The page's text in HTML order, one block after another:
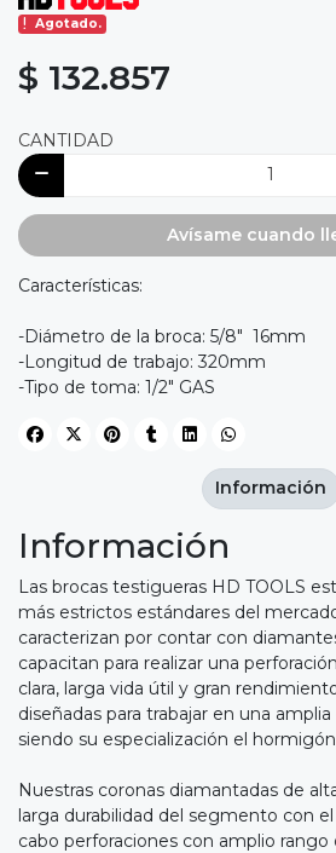
Agotado.
$ 132.857
CANTIDAD
Avísame cuando
Características:
-Diámetro de la broca: 5/8" 16mm
-Longitud de trabajo: 320mm
-Tipo de toma: 1/2" GAS
Información
Las brocas testigueras HD TOOLS
más estrictos estándares del
caracterizan por contar con
capacitan para realizar una
clara, larga vida útil y gran
diseñadas para trabajar en una
siendo su especialización el
Nuestras coronas diamantadas de
larga durabilidad del segmento con
cabo perforaciones con amplio rango
Información